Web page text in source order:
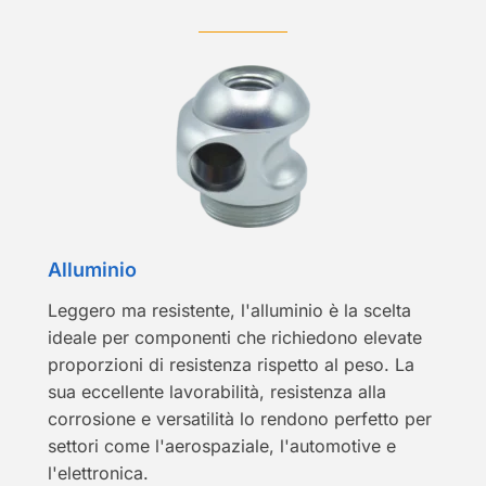
Alluminio
Leggero ma resistente, l'alluminio è la scelta
ideale per componenti che richiedono elevate
proporzioni di resistenza rispetto al peso. La
sua eccellente lavorabilità, resistenza alla
corrosione e versatilità lo rendono perfetto per
settori come l'aerospaziale, l'automotive e
l'elettronica.